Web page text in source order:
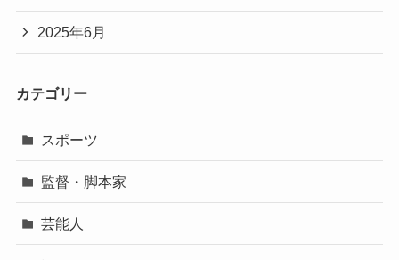
2025年6月
カテゴリー
スポーツ
監督・脚本家
芸能人